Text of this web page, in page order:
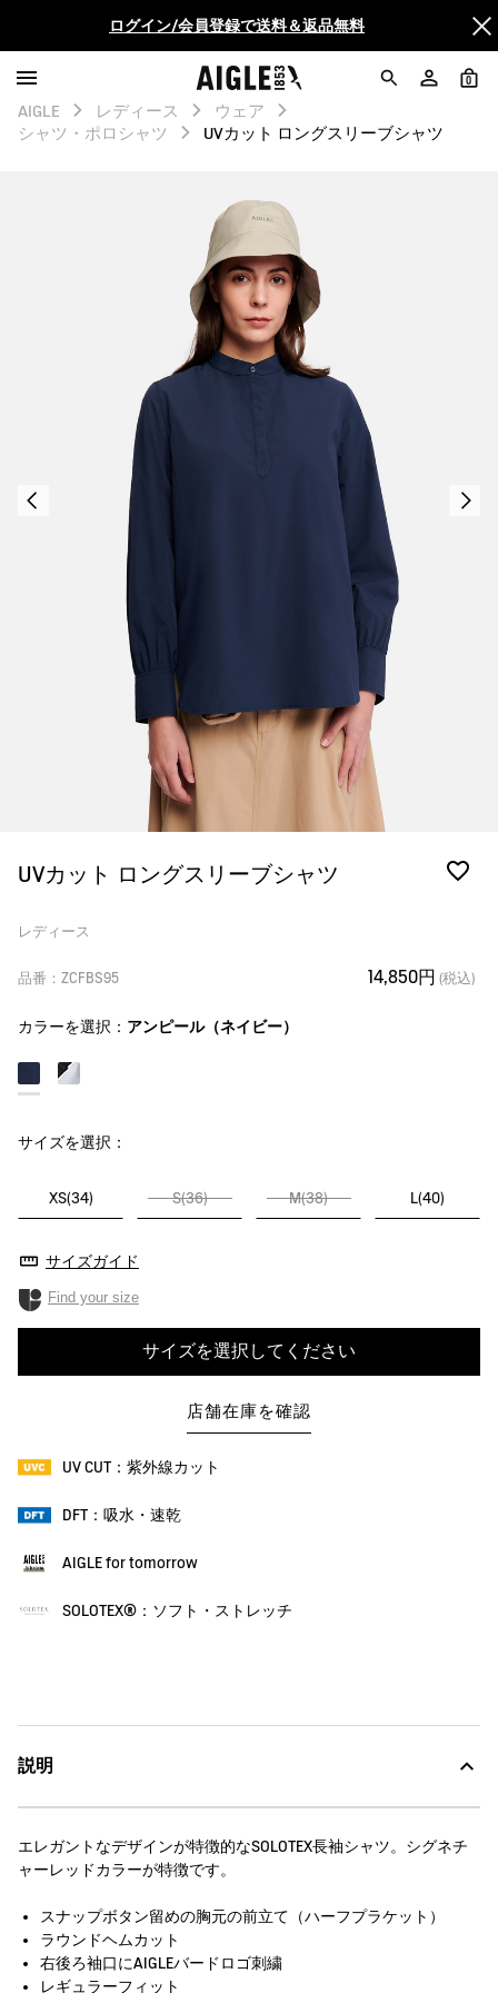
【最大50%OFF】FINAL SALEがスタート！
ログイン/会員登録で送料＆返品無料
AIGLE CLUB ポイントサービス終了のお知らせ
0
AIGLE レディース
ウェア
シャツ・ポロシャツ
UVカット ロングスリーブシャツ
UVカット ロングスリーブシャツ
レディース
品番：ZCFBS95 14,850円 (税込)
カラーを選択： アンピール（ネイビー）
サイズを選択：
XS(34) S(36) M(38) L(40)
サイズガイド
Find your size
サイズを選択してください
店舗在庫を確認
UV CUT：紫外線カット
DFT：吸水・速乾
AIGLE for tomorrow
SOLOTEX®：ソフト・ストレッチ
説明
エレガントなデザインが特徴的なSOLOTEX長袖シャツ。シグネチ
ャーレッドカラーが特徴です。
スナップボタン留めの胸元の前立て（ハーフプラケット）
ラウンドヘムカット
右後ろ袖口にAIGLEバードロゴ刺繍
レギュラーフィット